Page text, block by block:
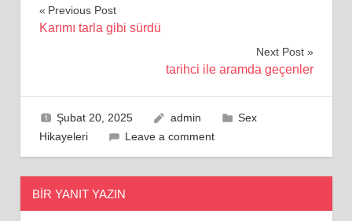
Yazı
Previous Post
Karımı tarla gibi sürdü
Next Post
tarihci ile aramda geçenler
Şubat 20, 2025 admin
Sex
Hikayeleri
Leave a comment
BIR YANIT YAZIN